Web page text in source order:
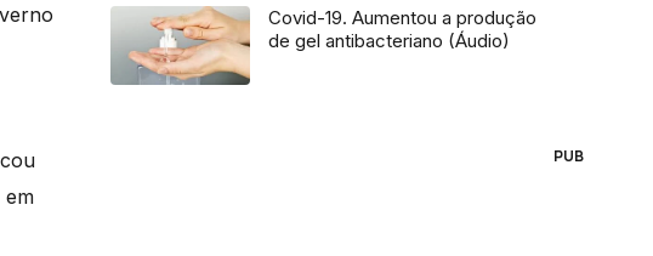
em
Covid-19. Aumentou a produção
de gel antibacteriano (Áudio)
PUB